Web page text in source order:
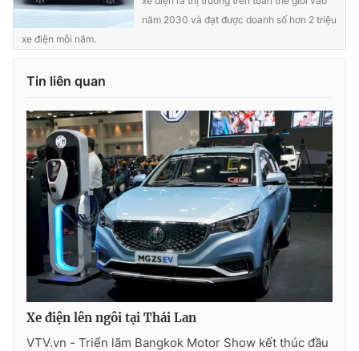
Ðiện thoại Thời báo VTV:024.66 897 897
Email:toasoan@vtv.vn
Liên hệ quảng cáo:024-7300.7108
® Cấm sao chép dưới mọi hình thức nếu không có sự chấp
thuận bằng văn bản. Ghi rõ nguồn VTV.vn khi phát hành lại
thông tin từ website này.
năm 2030 và đạt được doanh số hơn 2 triệu
xe điện mỗi năm.
Tin liên quan
Xe điện lên ngôi tại Thái Lan
VTV.vn - Triển lãm Bangkok Motor Show kết thúc đầu